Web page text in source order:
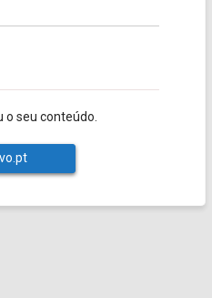
o seu conteúdo.